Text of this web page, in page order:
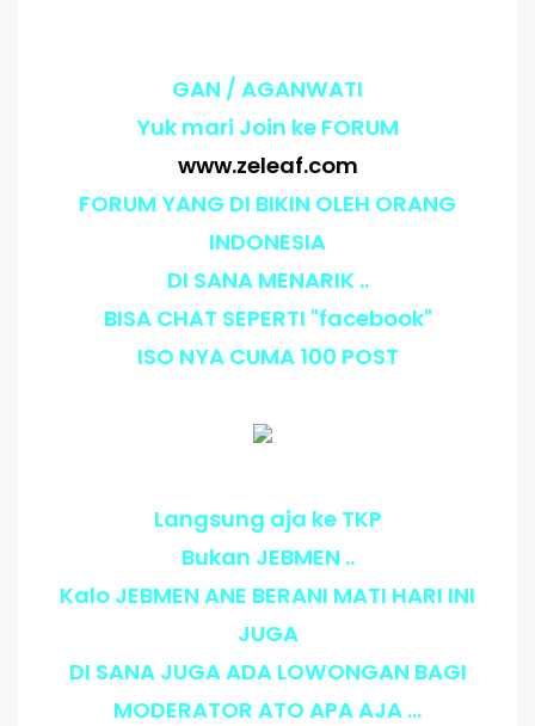
GAN / AGANWATI
Yuk mari Join ke FORUM
www.zeleaf.com
FORUM YANG DI BIKIN OLEH ORANG
INDONESIA
DI SANA MENARIK ..
BISA CHAT SEPERTI "facebook"
ISO NYA CUMA 100 POST
Langsung aja ke TKP
Bukan JEBMEN ..
Kalo JEBMEN ANE BERANI MATI HARI INI
JUGA
DI SANA JUGA ADA LOWONGAN BAGI
MODERATOR ATO APA AJA ...